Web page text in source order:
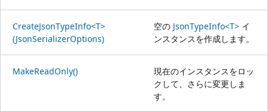
CreateJsonTypeInfo<T>
(JsonSerializerOptions)
空の JsonTypeInfo<T> イ
ンスタンスを作成します。
MakeReadOnly()
現在のインスタンスをロッ
クして、さらに変更しま
す。